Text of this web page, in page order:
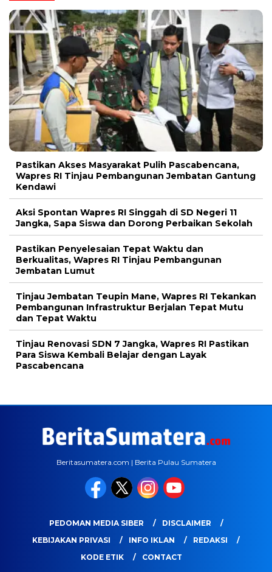
Pastikan Akses Masyarakat Pulih Pascabencana,
Wapres RI Tinjau Pembangunan Jembatan Gantung
Kendawi
Aksi Spontan Wapres RI Singgah di SD Negeri 11
Jangka, Sapa Siswa dan Dorong Perbaikan Sekolah
Pastikan Penyelesaian Tepat Waktu dan
Berkualitas, Wapres RI Tinjau Pembangunan
Jembatan Lumut
Tinjau Jembatan Teupin Mane, Wapres RI Tekankan
Pembangunan Infrastruktur Berjalan Tepat Mutu
dan Tepat Waktu
Tinjau Renovasi SDN 7 Jangka, Wapres RI Pastikan
Para Siswa Kembali Belajar dengan Layak
Pascabencana
Beritasumatera.com | Berita Pulau Sumatera
PEDOMAN MEDIA SIBER
DISCLAIMER
KEBIJAKAN PRIVASI
INFO IKLAN
REDAKSI
KODE ETIK
CONTACT